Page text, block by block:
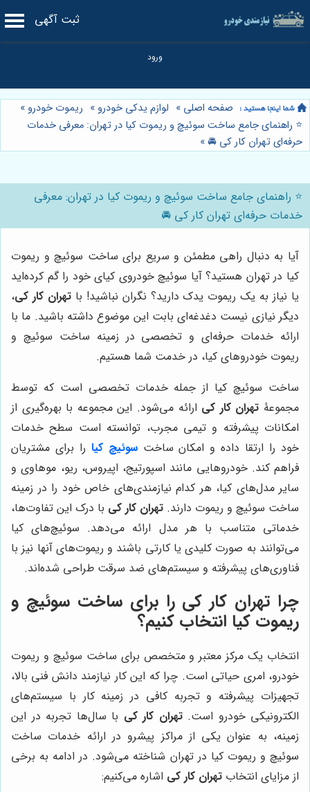
ثبت آگهی
صفحه اصلی » لوازم یدکی خودرو » ریموت خودرو »
⭐️ راهنمای جامع ساخت سوئیچ و ریموت کیا در تهران: معرفی خدمات
حرفه‌ای تهران کار کی 🚘»
⭐️ راهنمای جامع ساخت سوئیچ و ریموت کیا در تهران: معرفی
خدمات حرفه‌ای تهران کار کی 🚘
آیا به دنبال راهی مطمئن و سریع برای ساخت سوئیچ و ریموت
کیا در تهران هستید؟ آیا سوئیچ خودروی کیای خود را گم کرده‌اید
یا نیاز به یک ریموت یدک دارید؟ نگران نباشید! باتهران کار کی،
دیگر نیازی نیست دغدغه‌ای بابت این موضوع داشته باشید. ما با
ارائه خدمات حرفه‌ای و تخصصی در زمینه ساخت سوئیچ و
ریموت خودروهای کیا، در خدمت شما هستیم.
ساخت سوئیچ کیا از جمله خدمات تخصصی است که توسط
مجموعۀ تهران کار کی ارائه می‌شود. این مجموعه با بهره‌گیری از
امکانات پیشرفته و تیمی مجرب، توانسته است سطح خدمات
خود را ارتقا داده و امکان ساختسوئیچ کیا را برای مشتریان
فراهم کند. خودروهایی مانند اسپورتیج، اپیروس، ریو، موهاوی و
سایر مدل‌های کیا، هر کدام نیازمندی‌های خاص خود را در زمینه
ساخت سوئیچ و ریموت دارند. تهران کار کی با درک این تفاوت‌ها،
خدماتی متناسب با هر مدل ارائه می‌دهد. سوئیچ‌های کیا
می‌توانند به صورت کلیدی یا کارتی باشند و ریموت‌های آنها نیز با
فناوری‌های پیشرفته و سیستم‌های ضد سرقت طراحی شده‌اند.
چرا تهران کار کی را برای ساخت سوئیچ و
ریموت کیا انتخاب کنیم؟
انتخاب یک مرکز معتبر و متخصص برای ساخت سوئیچ و ریموت
خودرو، امری حیاتی است. چرا که این کار نیازمند دانش فنی بالا،
تجهیزات پیشرفته و تجربه کافی در زمینه کار با سیستم‌های
الکترونیکی خودرو است.تهران کار کی با سال‌ها تجربه در این
زمینه، به عنوان یکی از مراکز پیشرو در ارائه خدمات ساخت
سوئیچ و ریموت کیا در تهران شناخته می‌شود. در ادامه به برخی
از مزایای انتخاب تهران کار کی اشاره می‌کنیم: